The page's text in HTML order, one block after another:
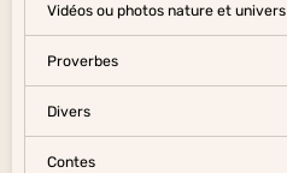
Vidéos ou photos nature et univers
Proverbes
Divers
Contes